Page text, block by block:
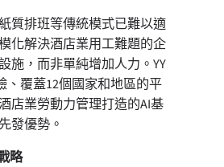
質排班等傳統模式已難以適
化解決酒店業用工難題的企
施，而非單純增加人力。YY
、覆蓋12個國家和地區的平
店業勞動力管理打造的AI基
發優勢。
略